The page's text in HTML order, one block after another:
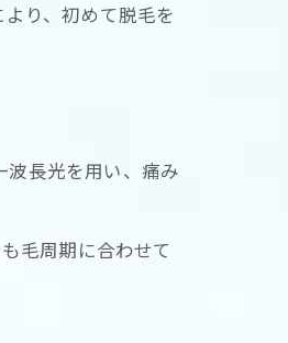
り、初めて脱毛を
波長光を用い、痛み
毛周期に合わせて